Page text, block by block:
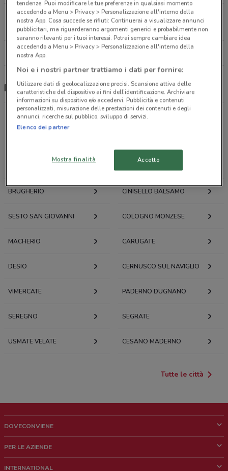
Piazza Frattini, 8 Milano
17.8 km
CHIUSO
Farmaregno, offerte e negozi
BRUGHERIO CINISELLO BALSAMO
SESTO SAN GIOVANNI COLOGNO MONZESE
MACHERIO CARUGATE
DESIO CERNUSCO SUL NAVIGLIO
VIMERCATE PADERNO DUGNANO
SEREGNO SEGRATE
USMATE VELATE CESANO MADERNO
Tutte le città
DOVECONVIENE
Chi siamo
PER LE AZIENDE
INTERNATIONAL
tendenze. Puoi modificare le tue preferenze in qualsiasi momento
accedendo a Menu > Privacy > Personalizzazione all'interno della
nostra App. Cosa succede se rifiuti: Continuerai a visualizzare annunci
pubblicitari, ma riguarderanno argomenti generici e probabilmente non
saranno rilevanti per i tuoi interessi. Potrai sempre cambiare idea
accedendo a Menu > Privacy > Personalizzazione all'interno della
nostra App.
Noi e i nostri partner trattiamo i dati per fornire:
Utilizzare dati di geolocalizzazione precisi. Scansione attiva delle
caratteristiche del dispositivo ai fini dell’identificazione. Archiviare
informazioni su dispositivo e/o accedervi. Pubblicità e contenuti
personalizzati, misurazione delle prestazioni dei contenuti e degli
annunci, ricerche sul pubblico, sviluppo di servizi.
Elenco dei partner
Mostra finalità Accetto